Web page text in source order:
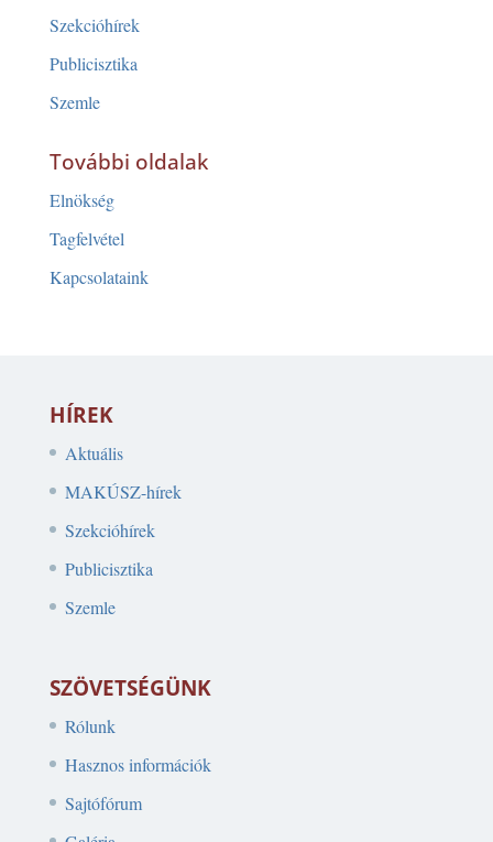
Szekcióhírek
Publicisztika
Szemle
További oldalak
Elnökség
Tagfelvétel
Kapcsolataink
HÍREK
Aktuális
MAKÚSZ-hírek
Szekcióhírek
Publicisztika
Szemle
SZÖVETSÉGÜNK
Rólunk
Hasznos információk
Sajtófórum